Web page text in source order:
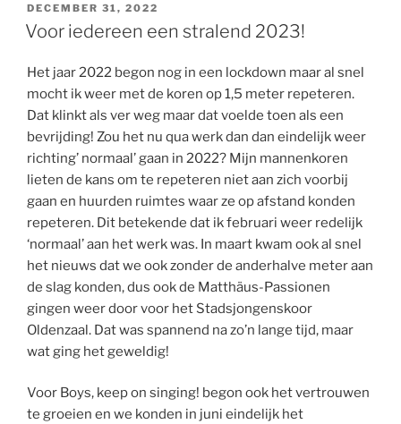
GEPLAATST
OP
DECEMBER 31, 2022
Voor iedereen een stralend 2023!
Het jaar 2022 begon nog in een lockdown maar al snel
mocht ik weer met de koren op 1,5 meter repeteren.
Dat klinkt als ver weg maar dat voelde toen als een
bevrijding! Zou het nu qua werk dan dan eindelijk weer
richting’ normaal’ gaan in 2022? Mijn mannenkoren
lieten de kans om te repeteren niet aan zich voorbij
gaan en huurden ruimtes waar ze op afstand konden
repeteren. Dit betekende dat ik februari weer redelijk
‘normaal’ aan het werk was. In maart kwam ook al snel
het nieuws dat we ook zonder de anderhalve meter aan
de slag konden, dus ook de Matthäus-Passionen
gingen weer door voor het Stadsjongenskoor
Oldenzaal. Dat was spannend na zo’n lange tijd, maar
wat ging het geweldig!
Voor Boys, keep on singing! begon ook het vertrouwen
te groeien en we konden in juni eindelijk het